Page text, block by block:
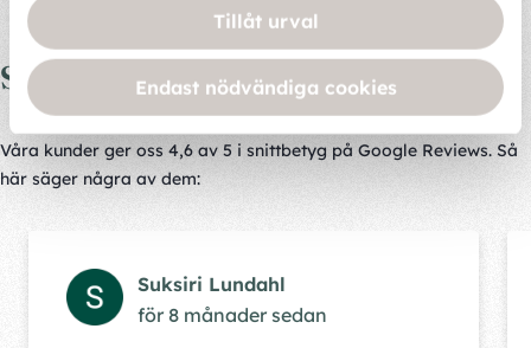
Tillåt urval
Endast nödvändiga cookies
Så här säger våra kunder
Våra kunder ger oss 4,6 av 5 i snittbetyg på Google Reviews. Så
här säger några av dem:
Suksiri Lundahl
för 8 månader sedan